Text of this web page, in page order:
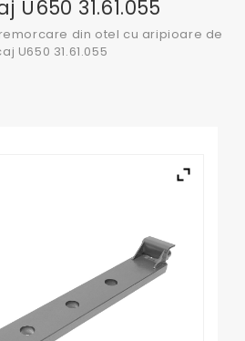
U650 31.61.055
din otel cu aripioare de
U650 31.61.055